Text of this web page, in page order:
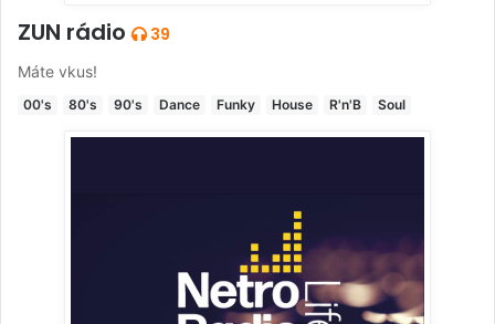
ZUN rádio 39
Máte vkus!
00's 80's 90's Dance Funky House R'n'B Soul